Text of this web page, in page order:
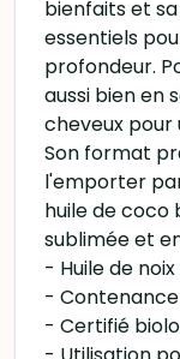
bienfaits et
essentiels
profondeur.
aussi bien en
cheveux
Son format
l'emporter
huile de coco
sublimée et
- Huile de
-
- Certifié